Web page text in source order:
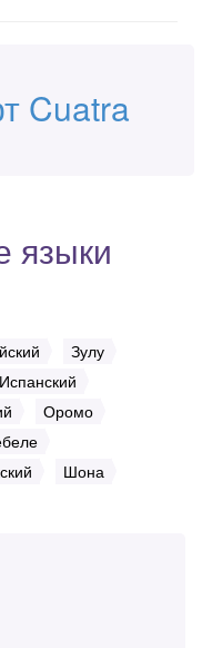
Cuatra
языки
Зулу
Испанский
Оромо
Шона